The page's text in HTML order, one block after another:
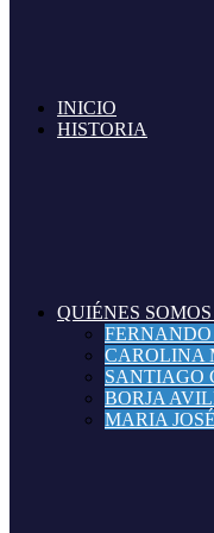
INICIO
HISTORIA
QUIÉNES SOMOS
CAROLINA
SANTIAGO
BORJA
MARIA
Inversiones
Somos una compañía